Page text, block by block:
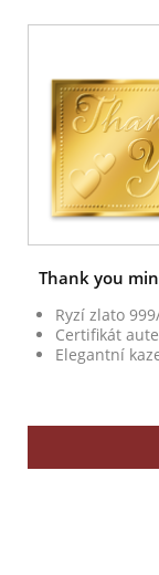
Thank you
Ryzí zlato
Certifikát
Elegantní